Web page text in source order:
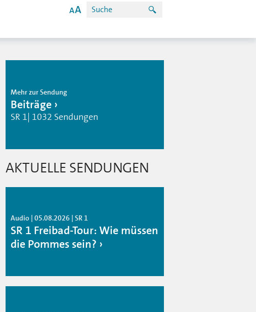
Mehr zur Sendung
Beiträge
SR 1| 1032 Sendungen
AKTUELLE SENDUNGEN
Audio | 05.08.2026 | SR 1
SR 1 Freibad-Tour: Wie müssen
die Pommes sein?